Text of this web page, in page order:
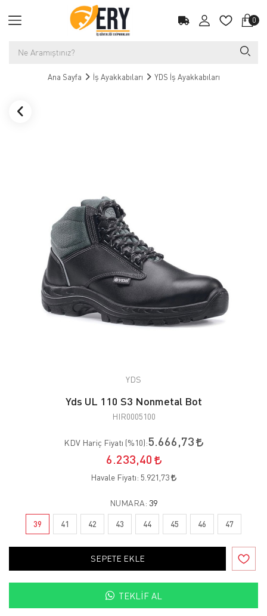
0
Ana Sayfa İş Ayakkabıları YDS İş Ayakkabıları
YDS
Yds UL 110 S3 Nonmetal Bot
HIR0005100
KDV Hariç Fiyatı (%10):5.666,73
6.233,40
Havale Fiyatı: 5.921,73
NUMARA: 39
39 41 42 43 44 45 46 47
SEPETE EKLE
TEKLIF AL